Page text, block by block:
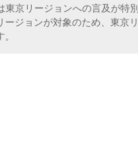
東京リージョンへの言及が特
ージョンが対象のため、東京